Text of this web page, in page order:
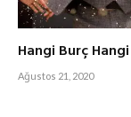
Hangi Burç
Ağustos 21, 2020